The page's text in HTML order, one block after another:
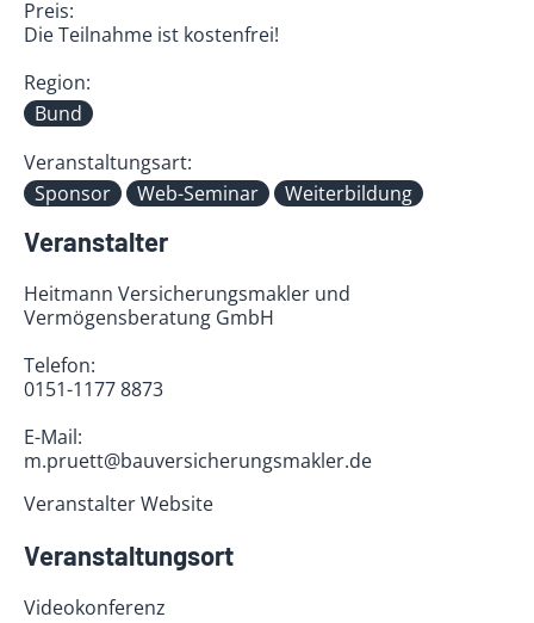
Preis:
Die Teilnahme ist kostenfrei!
Region:
Bund
Veranstaltungsart:
Sponsor
Web-Seminar Weiterbildung
Veranstalter
Heitmann Versicherungsmakler und
Vermögensberatung GmbH
Telefon:
0151-1177 8873
E-Mail:
m.pruett@bauversicherungsmakler.de
Veranstalter Website
Veranstaltungsort
Videokonferenz